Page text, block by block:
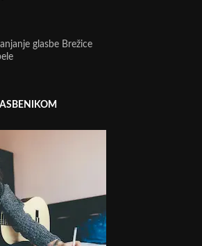
glasbe Brežice